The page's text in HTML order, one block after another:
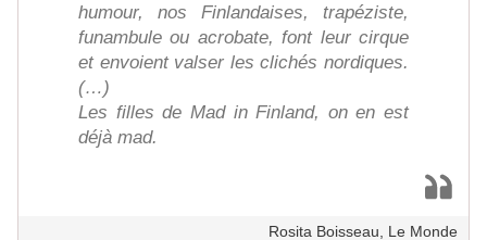
humour, nos Finlandaises, trapéziste,
funambule ou acrobate, font leur cirque
et envoient valser les clichés nordiques.
(…)
Les filles de Mad in Finland, on en est
déjà mad.
Rosita Boisseau, Le Monde